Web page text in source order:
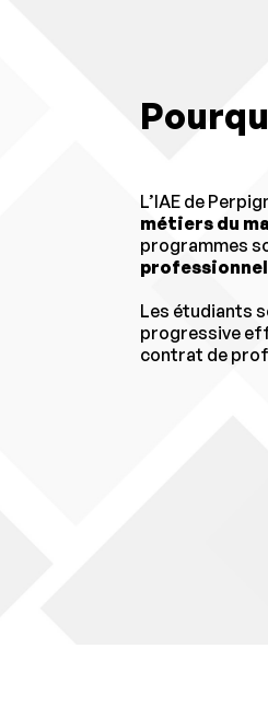
L’IAE de
métiers du
programmes
Les étudiants
progressive
contrat de